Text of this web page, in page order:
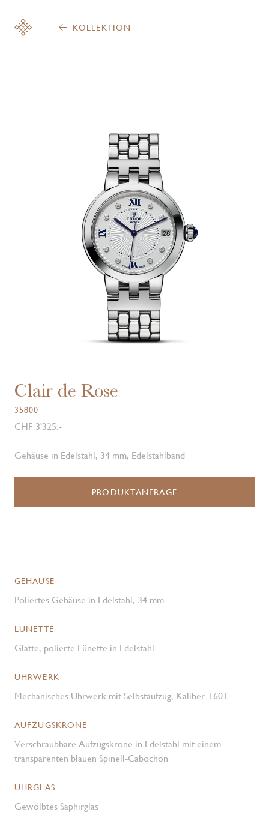
KOLLEKTION
Clair de Rose
35800
CHF 3'325.-
Gehäuse in Edelstahl, 34 mm, Edelstahlband
PRODUKTANFRAGE
GEHÄUSE
Poliertes Gehäuse in Edelstahl, 34 mm
LÜNETTE
Glatte, polierte Lünette in Edelstahl
UHRWERK
Mechanisches Uhrwerk mit Selbstaufzug, Kaliber T601
AUFZUGSKRONE
Verschraubbare Aufzugskrone in Edelstahl mit einem
transparenten blauen Spinell-Cabochon
UHRGLAS
Gewölbtes Saphirglas